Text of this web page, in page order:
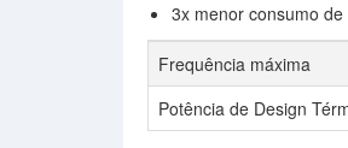
3x menor consumo
Frequência máxima
Potência de Design